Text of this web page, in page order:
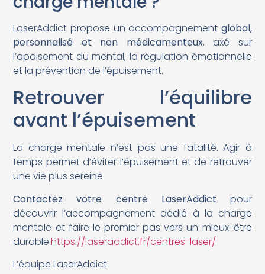
LaserAddict propose un accompagnement global,
personnalisé et non médicamenteux, axé sur
l’apaisement du mental, la régulation émotionnelle
et la prévention de l’épuisement.
Retrouver l’équilibre
avant l’épuisement
La charge mentale n’est pas une fatalité. Agir à
temps permet d’éviter l’épuisement et de retrouver
une vie plus sereine.
Contactez votre centre LaserAddict pour
découvrir l’accompagnement dédié à la charge
mentale et faire le premier pas vers un mieux-être
durable.https://laseraddict.fr/centres-laser/
L’équipe LaserAddict.